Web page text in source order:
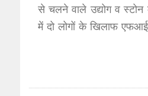
से चलने वाले उद्योग व स्टोन
में दो लोगों के खिलाफ